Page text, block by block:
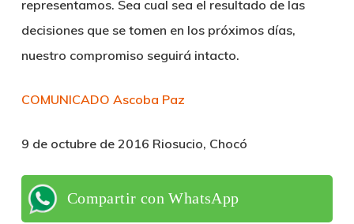
representamos. Sea cual sea el resultado de las
decisiones que se tomen en los próximos días,
nuestro compromiso seguirá intacto.
COMUNICADO Ascoba Paz
9 de octubre de 2016 Riosucio, Chocó
Compartir con WhatsApp